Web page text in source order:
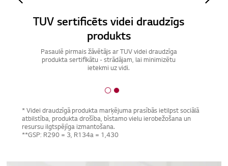
Aukstuma aģents R290
LG žāvētājs ar aukstuma aģentu R290 nodrošina
* Videi draudzīgā produkta marķējuma prasībās ietilpst sociālā
atbilstība, produkta drošība, bīstamo vielu ierobežošana un
resursu ilgtspējīga izmantošana.
**GSP: R290 = 3, R134a = 1,430